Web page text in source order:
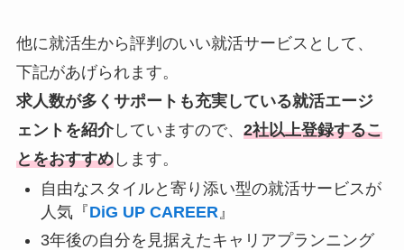
他に就活生から評判のいい就活サービスとして、
下記があげられます。
求人数が多くサポートも充実している就活エージ
ェントを紹介していますので、 2社以上登録するこ
とをおすすめします。
自由なスタイルと寄り添い型の就活サービスが
人気『DiG UP CAREER』
3年後の自分を見据えたキャリアプランニング